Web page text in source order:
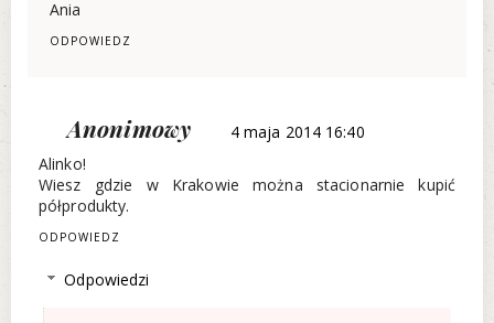
Ania
ODPOWIEDZ
Anonimowy
4 maja 2014 16:40
Alinko!
Wiesz gdzie w Krakowie można stacionarnie kupić
półprodukty.
ODPOWIEDZ
Odpowiedzi